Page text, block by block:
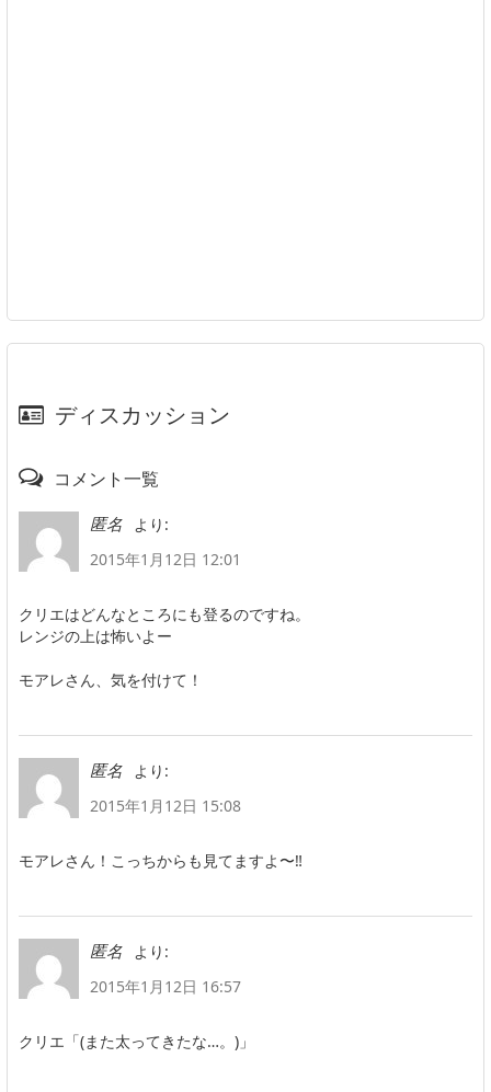
ディスカッション
コメント一覧
匿名
より:
2015年1月12日 12:01
クリエはどんなところにも登るのですね。
レンジの上は怖いよー
モアレさん、気を付けて！
匿名
より:
2015年1月12日 15:08
モアレさん！こっちからも見てますよ〜‼︎
匿名
より:
2015年1月12日 16:57
クリエ「(また太ってきたな…。)」